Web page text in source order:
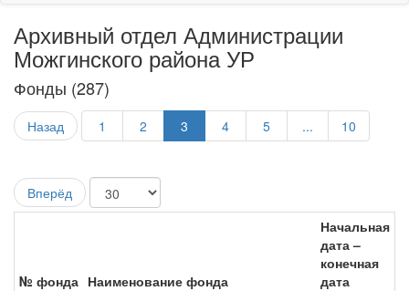
Архивный отдел Администрации
Можгинского района УР
Фонды (287)
Назад 1 2 3 4 5 ... 10
Вперёд
№ фонда Наименование фонда
Начальная
дата –
конечная
дата